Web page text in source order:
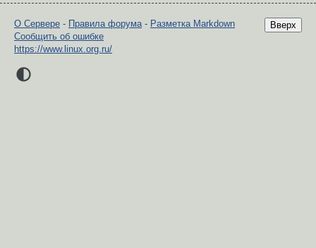
Вверх
О Сервере - Правила форума- Разметка Markdown
Сообщить об ошибке
https://www.linux.org.ru/